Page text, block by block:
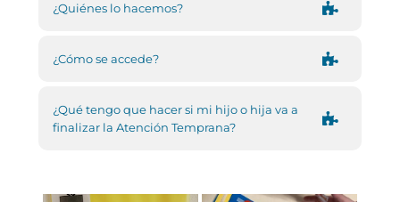
¿Quiénes lo hacemos?
¿Cómo se accede?
¿Qué tengo que hacer si mi hijo o hija va a
finalizar la Atención Temprana?